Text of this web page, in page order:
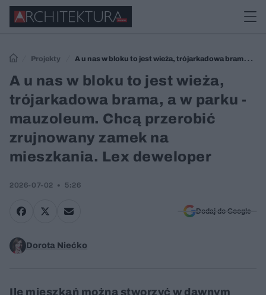
Projekty
A u nas w bloku to jest wieża, trójarkadowa brama, a w
parku - mauzoleum. Chcą przerobić zrujnowany zamek na mieszkania.
A u nas w bloku to jest wieża,
trójarkadowa brama, a w parku -
mauzoleum. Chcą przerobić
zrujnowany zamek na
mieszkania. Lex deweloper
2026-07-02 5:26
Dodaj do Google
Dorota Niećko
Ile mieszkań można stworzyć w dawnym